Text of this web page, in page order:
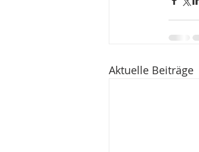
Aktuelle Beiträge